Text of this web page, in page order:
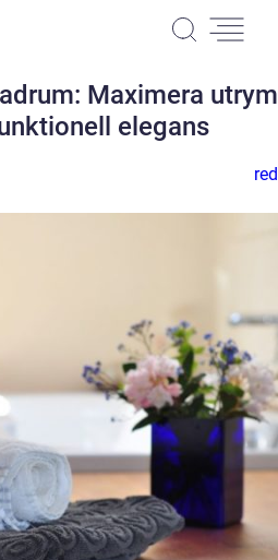
Maximera
elegans